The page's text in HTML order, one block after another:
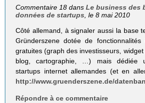
Commentaire 18 dansLe business des
données de startups , le 8 mai 2010
Côté allemand, à signaler aussi la base
Gründerszene dotée de fonctionnalités
gratuites (graph des investisseurs,
blog, cartographie, …) mais dédiée
startups internet allemandes (et en
http://www.gruenderszene.de/
Répondre à ce commentaire